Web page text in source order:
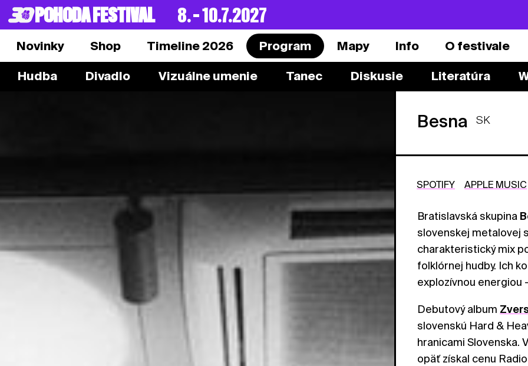
POHODA FESTIVAL 8. – 10.7.2027
Novinky Shop Timeline 2026 Program
Hudba Divadlo Vizuálne umenie Tanec Diskusie Literatúra
Mapy Info O festivale
Besna SK
SPOTIFY APPLE MUSIC
Bratislavská skupina
slovenskej metalovej
charakteristický mix
folklórnej hudby. Ich
explozívnou energiou
Debutový album
slovenskú Hard &
hranicami Slovenska.
opäť získal cenu